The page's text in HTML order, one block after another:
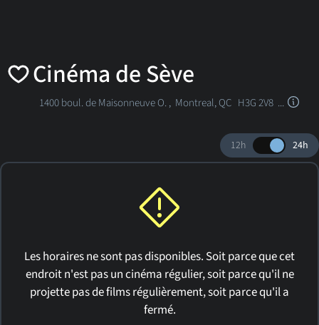
Cinéma de Sève
1400 boul. de Maisonneuve O. , Montreal, QC H3G 2V8 ...
12h 24h
Les horaires ne sont pas disponibles. Soit parce que cet
endroit n'est pas un cinéma régulier, soit parce qu'il ne
projette pas de films régulièrement, soit parce qu'il a
fermé.